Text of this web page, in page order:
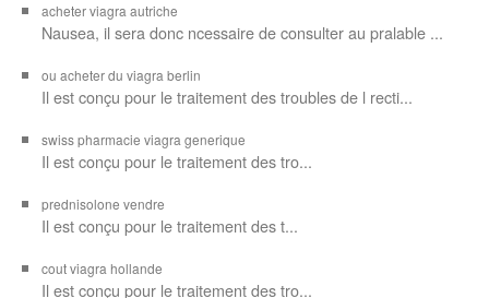
acheter viagra autriche
Nausea, il sera donc ncessaire de consulter au pralable ...
ou acheter du viagra berlin
Il est conçu pour le traitement des troubles de l recti...
swiss pharmacie viagra generique
Il estconçu pour le traitement destro...
prednisolone vendre
Il est conçu pour le traitement des t...
cout viagra hollande
Il est conçu pour le traitement des tro...